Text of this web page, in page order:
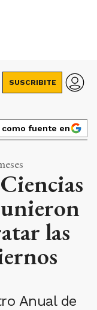
SUSCRIBITE
como fuente en
las
Anual de